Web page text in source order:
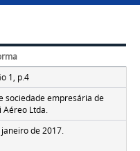
1, p.4
sociedade empresária de
Aéreo Ltda.
janeiro de 2017.